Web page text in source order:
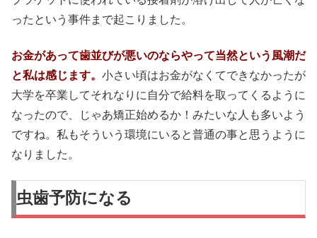
ったという事件まで起こりました。
お金があって歯並びが悪いのならやって当然という風潮だ
と私は感じます。 小さい頃はお金がなくてできなかったが
大学を卒業してそれなりに自分で給料を取ってくるように
なったので、じゃあ矯正始めるか！みたいな人も多いよう
ですね。私もそういう環境にいると普通の事と思うように
なりました。
虫歯予防になる